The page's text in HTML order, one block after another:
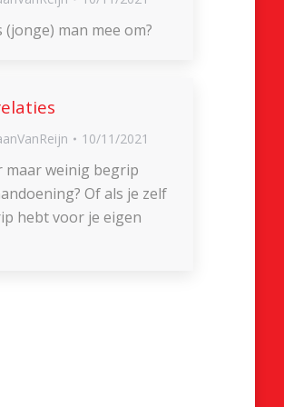
(jonge) man mee om?
10/11/2021
maar weinig begrip
Of als je zelf
hebt voor je eigen